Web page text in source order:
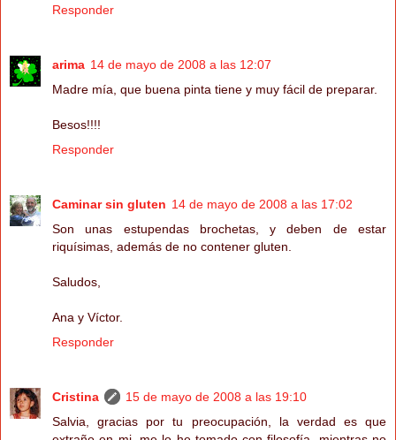
Responder
arima 14 de mayo de 2008 a las 12:07
Madre mía, que buena pinta tiene y muy fácil de preparar.
Besos!!!!
Responder
Caminar sin gluten 14 de mayo de 2008 a las 17:02
Son unas estupendas brochetas, y deben de estar
riquísimas, además de no contener gluten.
Saludos,
Ana y Víctor.
Responder
Cristina
15 de mayo de 2008 a las 19:10
Salvia, gracias por tu preocupación, la verdad es que